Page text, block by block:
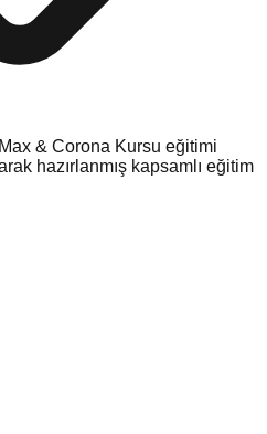
& Corona Kursu eğitimi
hazırlanmış kapsamlı eğitim